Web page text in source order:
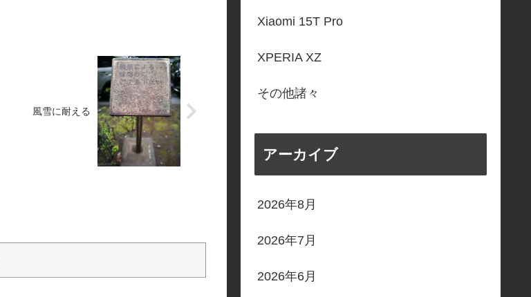
風雪に耐える
Xiaomi 15T Pro
XPERIA XZ
その他諸々
アーカイブ
2026年8月
2026年7月
2026年6月